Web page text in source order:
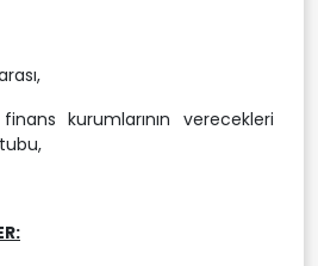
kurumlarının verecekleri